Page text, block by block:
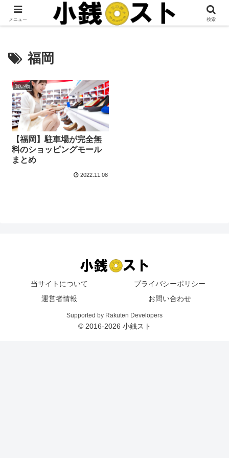
当サイトではアフィリエイト広告を掲載しています。
福岡
買い物
【福岡】駐車場が完全無
料のショッピングモール
まとめ
2022.11.08
当サイトについて
プライバシーポリシー
運営者情報
お問い合わせ
Supported by Rakuten Developers
© 2016-2026 小銭スト
メニュー 検索